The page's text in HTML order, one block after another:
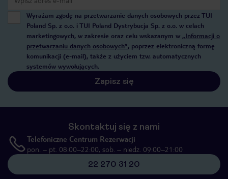
Wyrażam zgodę na przetwarzanie danych osobowych przez TUI
Poland Sp. z o.o. i TUI Poland Dystrybucja Sp. z o.o. w celach
marketingowych, w zakresie oraz celu wskazanym w „Informacji o
przetwarzaniu danych osobowych”, poprzez elektroniczną formę
komunikacji (e-mail), także z użyciem tzw. automatycznych
systemów wywołujących.
Zapisz się
Skontaktuj się z nami
Telefoniczne Centrum Rezerwacji
pon. – pt. 08:00–22:00, sob. – niedz. 09:00–21:00
22 270 31 20